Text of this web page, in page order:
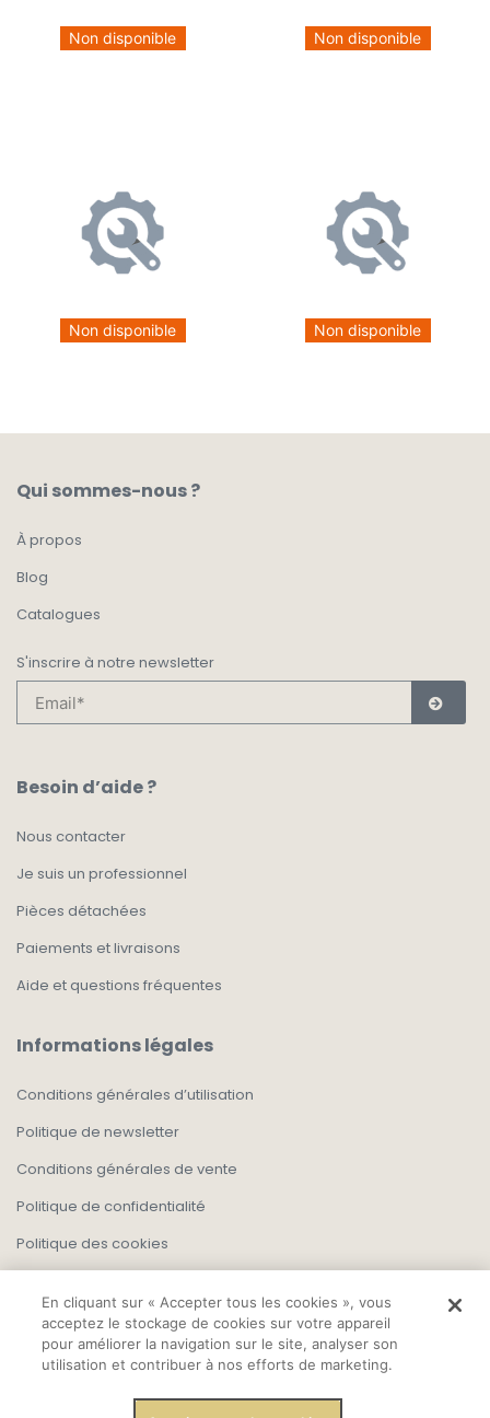
Non disponible Non disponible
Non disponible Non disponible
Qui sommes-nous ?
À propos
Blog
Catalogues
S'inscrire à notre newsletter
Besoin d’aide ?
Nous contacter
Je suis un professionnel
Pièces détachées
Paiements et livraisons
Aide et questions fréquentes
Informations légales
Conditions générales d’utilisation
Politique de newsletter
Conditions générales de vente
Politique de confidentialité
Politique des cookies
En cliquant sur « Accepter tous les cookies », vous
acceptez le stockage de cookies sur votre appareil
pour améliorer la navigation sur le site, analyser son
utilisation et contribuer à nos efforts de marketing.